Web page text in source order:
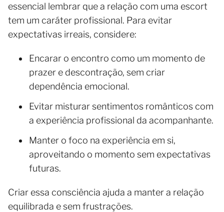
essencial lembrar que a relação com uma escort
tem um caráter profissional. Para evitar
expectativas irreais, considere:
Encarar o encontro como um momento de
prazer e descontração, sem criar
dependência emocional.
Evitar misturar sentimentos românticos com
a experiência profissional da acompanhante.
Manter o foco na experiência em si,
aproveitando o momento sem expectativas
futuras.
Criar essa consciência ajuda a manter a relação
equilibrada e sem frustrações.